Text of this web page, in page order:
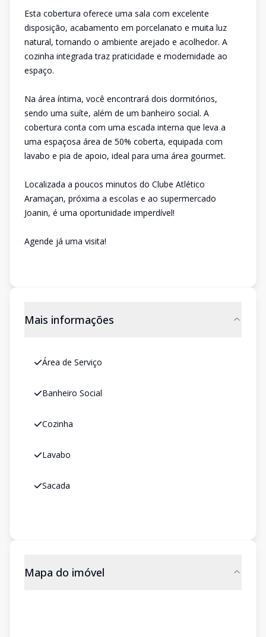
Esta cobertura oferece uma sala com excelente
disposição, acabamento em porcelanato e muita luz
natural, tornando o ambiente arejado e acolhedor. A
cozinha integrada traz praticidade e modernidade ao
espaço.
Na área íntima, você encontrará dois dormitórios,
sendo uma suíte, além de um banheiro social. A
cobertura conta com uma escada interna que leva a
uma espaçosa área de 50% coberta, equipada com
lavabo e pia de apoio, ideal para uma área gourmet.
Localizada a poucos minutos do Clube Atlético
Aramaçan, próxima a escolas e ao supermercado
Joanin, é uma oportunidade imperdível!
Agende já uma visita!
Mais informações
Área de Serviço
Banheiro Social
Cozinha
Lavabo
Sacada
Mapa do imóvel